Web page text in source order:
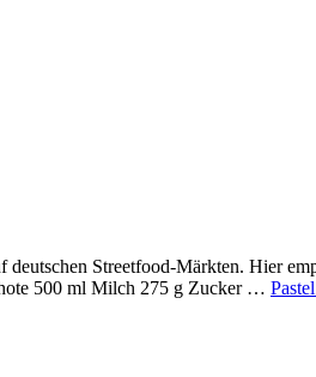
Streetfood-Märkten. Hier
500 ml Milch 275 g Zucker …